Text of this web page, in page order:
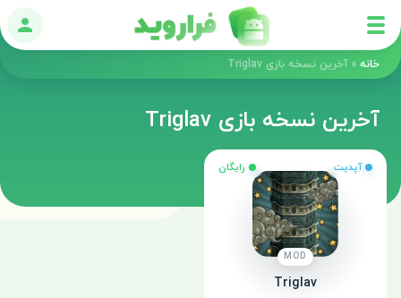
ورود
خانه » آخرین نسخه بازی Triglav
آخرین نسخه بازی Triglav
آپدیت رایگان
MOD
Triglav